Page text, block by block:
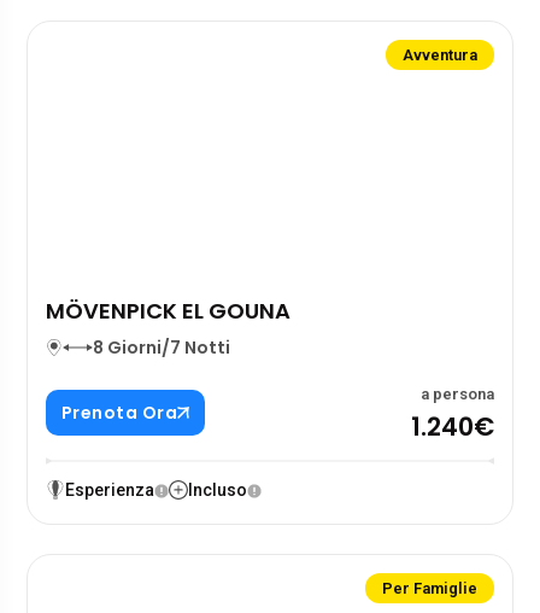
Avventura
MÖVENPICK EL GOUNA
8 Giorni/7 Notti
Prenota Ora
a persona
1.240€
Esperienza Incluso
Per Famiglie